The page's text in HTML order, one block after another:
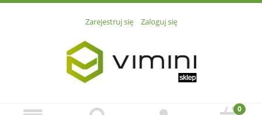
Zarejestruj się Zaloguj się